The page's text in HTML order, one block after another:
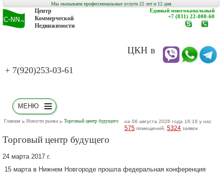
Мы оказываем профессиональные услуги 22 лет и 12 дня
Центр
Коммерческой
Недвижимости
ЦКН в
+ 7(920)253-03-61
Единый многоканальный
+7 (831) 22-000-60
www.c-
МЕНЮ
Главная Новости рынка Торговый центр будущего на 06 августа 2026 года 16:16 у нас
575 помещений, 5324 заявок
Торговый центр будущего
24 марта 2017 г.
15 марта в Нижнем Новгороде прошла федеральная конференция